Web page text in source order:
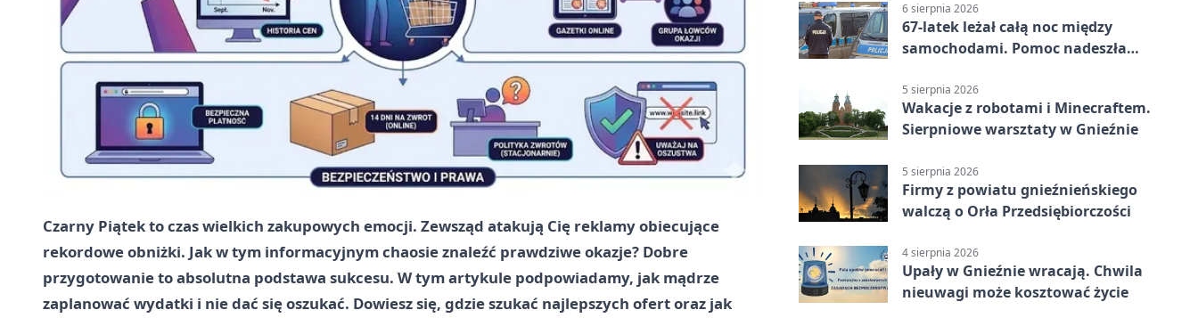
Czarny Piątek to czas wielkich zakupowych emocji. Zewsząd atakują Cię reklamy obiecujące
rekordowe obniżki. Jak w tym informacyjnym chaosie znaleźć prawdziwe okazje? Dobre
przygotowanie to absolutna podstawa sukcesu. W tym artykule podpowiadamy, jak mądrze
zaplanować wydatki i nie dać się oszukać. Dowiesz się, gdzie szukać najlepszych ofert oraz jak
6 sierpnia 2026
67-latek leżał całą noc między
samochodami. Pomoc nadeszła
5 sierpnia 2026
Wakacje z robotami i Minecraftem.
Sierpniowe warsztaty w Gnieźnie
5 sierpnia 2026
Firmy z powiatu gnieźnieńskiego
walczą o Orła Przedsiębiorczości
4 sierpnia 2026
Upały w Gnieźnie wracają. Chwila
nieuwagi może kosztować życie